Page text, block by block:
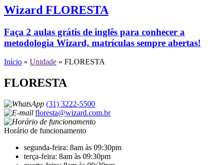
Wizard FLORESTA
Faça 2 aulas grátis de inglês para conhecer a
metodologia Wizard, matrículas sempre abertas!
Início » Unidade » FLORESTA
FLORESTA
(31) 3222-5500
floresta@wizard.com.br
Horário de funcionamento
segunda-feira: 8am às 09:30pm
terça-feira: 8am às 09:30pm